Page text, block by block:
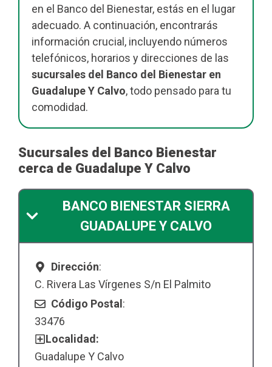
en el Banco del Bienestar, estás en el lugar
adecuado. A continuación, encontrarás
información crucial, incluyendo números
telefónicos, horarios y direcciones de las
sucursales del Banco del Bienestar en
Guadalupe Y Calvo, todo pensado para tu
comodidad.
Sucursales del Banco Bienestar
cerca de Guadalupe Y Calvo
BANCO BIENESTAR SIERRA
GUADALUPE Y CALVO
Dirección:
C. Rivera Las Vírgenes S/n El Palmito
Código Postal :
33476
Localidad:
Guadalupe Y Calvo